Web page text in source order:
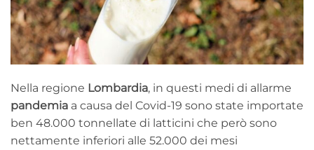
Nella regione Lombardia, in questi medi di allarme
pandemia a causa del Covid-19 sono state importate
ben 48.000 tonnellate di latticini che però sono
nettamente inferiori alle 52.000 dei mesi